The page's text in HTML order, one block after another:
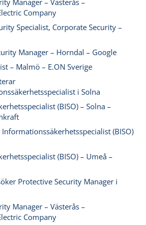
Manager – Västerås –
Company
Specialist, Corporate Security –
Manager – Horndal – Google
– Malmö – E.ON Sverige
i Solna
(BISO) – Solna –
(BISO)
(BISO) – Umeå –
Protective Security Manager i
Manager – Västerås –
Company